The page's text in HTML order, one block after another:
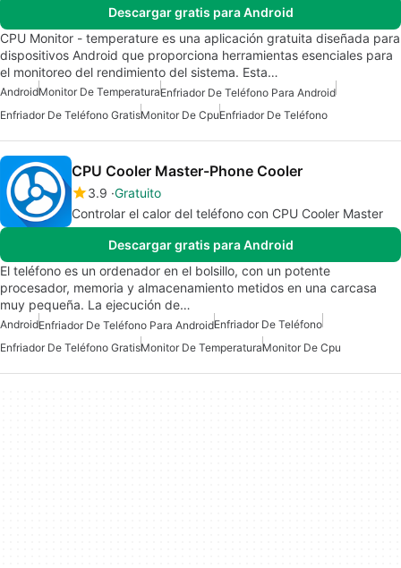
Descargar gratis para Android
CPU Monitor - temperature es una aplicación gratuita diseñada para
dispositivos Android que proporciona herramientas esenciales para
el monitoreo del rendimiento del sistema. Esta…
AndroidMonitor De TemperaturaEnfriador De Teléfono Para Android
Enfriador De Teléfono GratisMonitor De CpuEnfriador De Teléfono
CPU Cooler Master-Phone Cooler
3.9 Gratuito
Controlar el calor del teléfono con CPU Cooler Master
Descargar gratis para Android
El teléfono es un ordenador en el bolsillo, con un potente
procesador, memoria y almacenamiento metidos en una carcasa
muy pequeña. La ejecución de…
AndroidEnfriador De Teléfono Para AndroidEnfriador De Teléfono
Enfriador De Teléfono GratisMonitor De TemperaturaMonitor De Cpu